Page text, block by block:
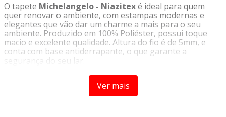
O tapete Michelangelo - Niazitexé ideal para quem
quer renovar o ambiente, com estampas modernas e
elegantes que vão dar um charme a mais para o seu
ambiente. Produzido em 100% Poliéster, possui toque
macio e excelente qualidade. Altura do fio é de 5mm, e
conta com base antiderrapante, o que garante a
segurança do seu lar.
Ver mais